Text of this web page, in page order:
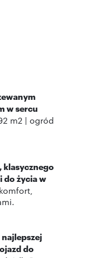
w sercu
m2 | ogród
klasycznego
do życia w
do